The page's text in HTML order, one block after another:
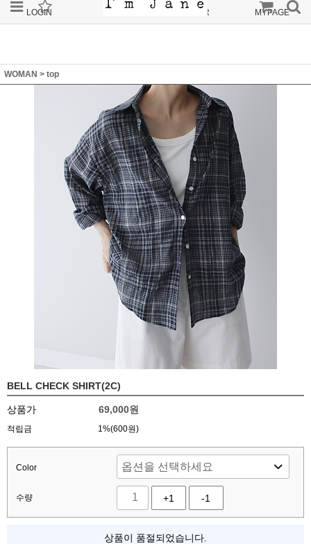
LOGIN ORDER MYPAGE
WOMAN > top
BELL CHECK SHIRT(2C)
상품가 69,000원
적립금 1%(600원)
Color
수량 +1 -1
상품이 품절되었습니다.